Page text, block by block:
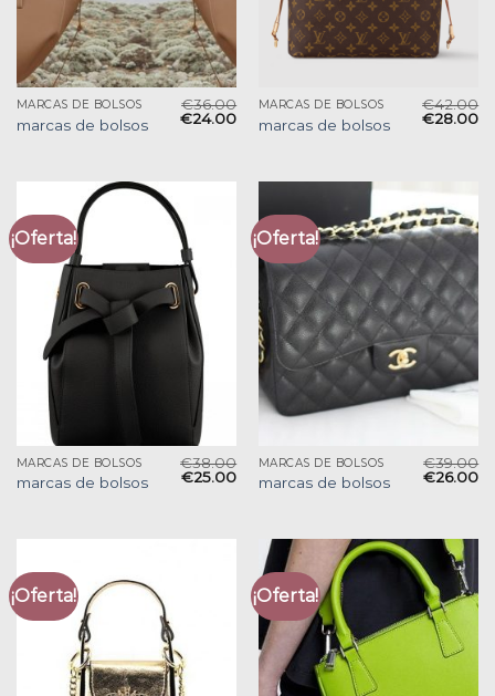
MARCAS DE BOLSOS
marcas de bolsos
€36.00
€24.00
MARCAS DE BOLSOS
marcas de bolsos
€42.00
€28.00
¡Oferta!
MARCAS DE BOLSOS
marcas de bolsos
€38.00
€25.00
¡Oferta!
MARCAS DE BOLSOS
marcas de bolsos
€39.00
€26.00
¡Oferta! ¡Oferta!